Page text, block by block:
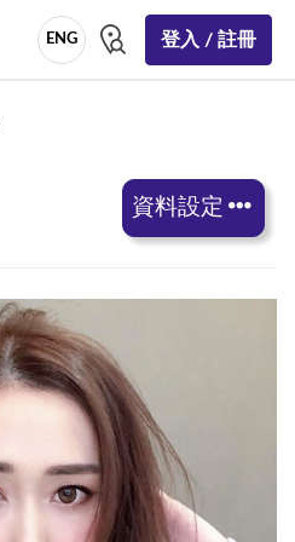
ENG 登入 / 註冊
資料設定